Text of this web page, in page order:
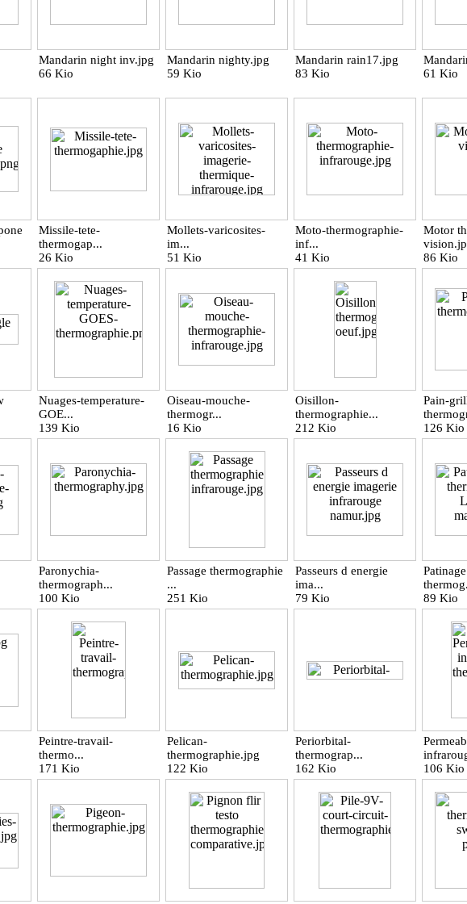
Mandarin night inv.jpg
66 Kio
Mandarin nighty.jpg
59 Kio
Mandarin rain17.jpg
83 Kio
61 Kio
Missile-tete-
thermogap...
26 Kio
Mollets-varicosites-
im...
51 Kio
Moto-thermographie-
inf...
41 Kio
Motor
86 Kio
Nuages-temperature-
GOE...
139 Kio
Oiseau-mouche-
thermogr...
16 Kio
Oisillon-
thermographie...
212 Kio
Pain-
126 Kio
Paronychia-
thermograph...
100 Kio
Passage thermographie
...
251 Kio
Passeurs d energie
ima...
79 Kio
89 Kio
Peintre-travail-
thermo...
171 Kio
Pelican-
thermographie.jpg
122 Kio
Periorbital-
thermograp...
162 Kio
106 Kio